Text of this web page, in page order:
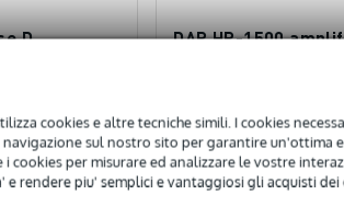
cookies e altre tecniche simili. I cookies
sul nostro sito per garantire un'ottima
cookies per misurare ed analizzare le vostre
rendere piu' semplici e vantaggiosi gli acquisti dei
D
341,00 €
DAP HP-1500
Disponibile
Prezzo consigliato
453,00 €